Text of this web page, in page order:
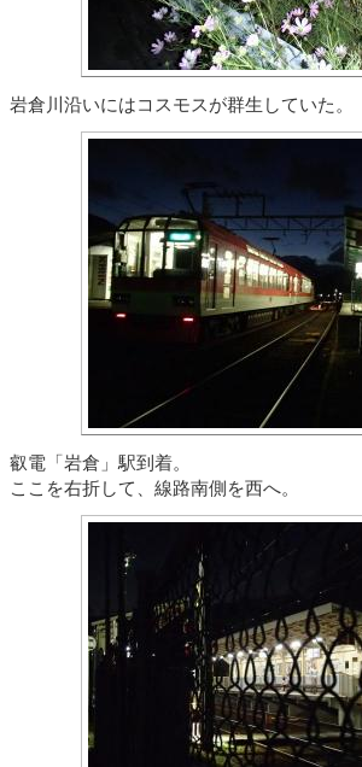
岩倉川沿いにはコスモスが群生していた。
叡電「岩倉」駅到着。
ここを右折して、線路南側を西へ。